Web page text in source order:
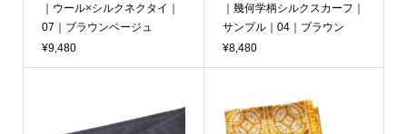
｜ウール×シルクネクタイ｜
07｜ブラウンベージュ
¥9,480
｜幾何学柄シルクスカーフ｜
サンプル｜04｜ブラウン
¥8,480